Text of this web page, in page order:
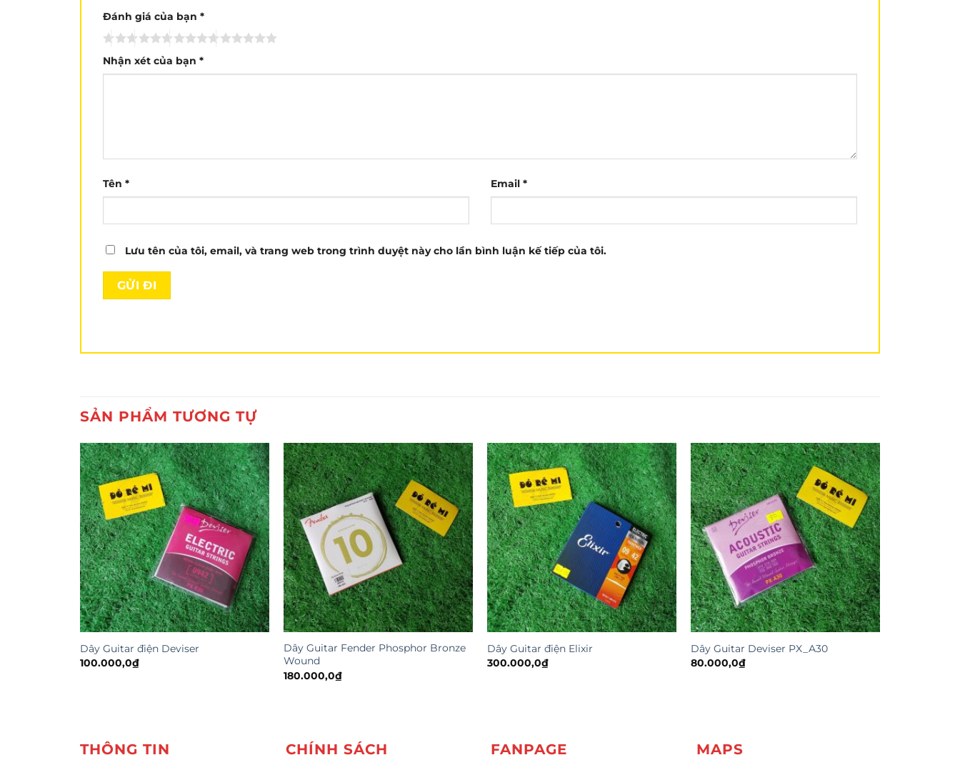
Đánh giá của bạn *
Nhận xét của bạn *
Tên * Email *
Lưu tên của tôi, email, và trang web trong trình duyệt này cho lần bình luận kế tiếp của tôi.
SẢN PHẨM TƯƠNG TỰ
Dây Guitar điện Deviser
100.000,0₫
Dây Guitar Fender Phosphor Bronze
Wound
180.000,0₫
Dây Guitar điện Elixir
300.000,0₫
Dây Guitar Deviser PX_A30
80.000,0₫
THÔNG TIN CHÍNH SÁCH FANPAGE MAPS